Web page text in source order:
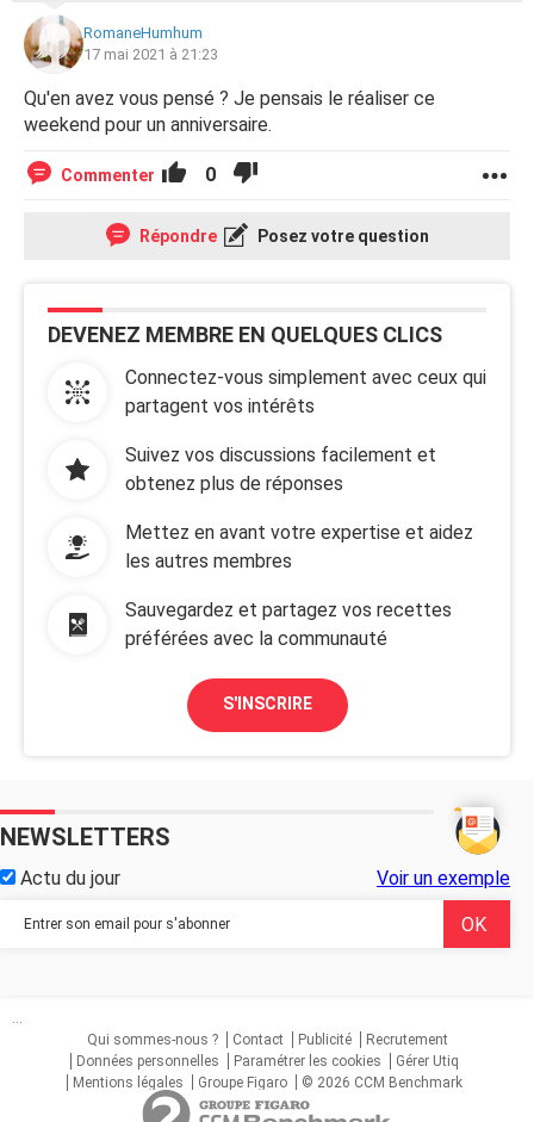
RomaneHumhum
17 mai 2021 à 21:23
Qu'en avez vous pensé ? Je pensais le réaliser ce
weekend pour un anniversaire.
Commenter 0
Répondre Posez votre question
DEVENEZ MEMBRE EN QUELQUES CLICS
Connectez-vous simplement avec ceux qui
partagent vos intérêts
Suivez vos discussions facilement et
obtenez plus de réponses
Mettez en avant votre expertise et aidez
les autres membres
Sauvegardez et partagez vos recettes
préférées avec la communauté
S'INSCRIRE
NEWSLETTERS
Actu du jour Voir un exemple
...
Qui sommes-nous ?
Contact Publicité
Recrutement
Données personnelles
Paramétrer les cookies
Gérer Utiq
Mentions légales
Groupe Figaro © 2026 CCM Benchmark